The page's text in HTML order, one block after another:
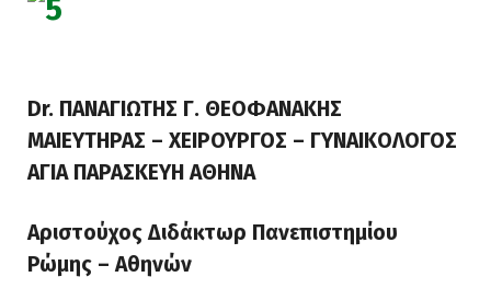
Dr. ΠΑΝΑΓΙΩΤΗΣ Γ. ΘΕΟΦΑΝΑΚΗΣ
ΜΑΙΕΥΤΗΡΑΣ – ΧΕΙΡΟΥΡΓΟΣ – ΓΥΝΑΙΚΟΛΟΓΟΣ
ΑΓΙΑ ΠΑΡΑΣΚΕΥΗ ΑΘΗΝΑ
Αριστούχος Διδάκτωρ Πανεπιστημίου
Ρώμης – Αθηνών